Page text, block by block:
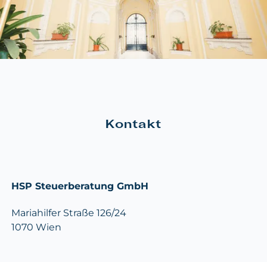
Kontakt
HSP Steuerberatung GmbH
Mariahilfer Straße 126/24
1070 Wien